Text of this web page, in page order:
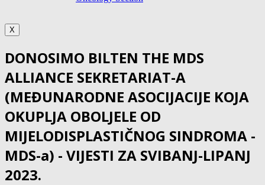
X
DONOSIMO BILTEN THE MDS
ALLIANCE SEKRETARIAT-A
(MEĐUNARODNE ASOCIJACIJE KOJA
OKUPLJA OBOLJELE OD
MIJELODISPLASTIČNOG SINDROMA -
MDS-a) - VIJESTI ZA SVIBANJ-LIPANJ
2023.